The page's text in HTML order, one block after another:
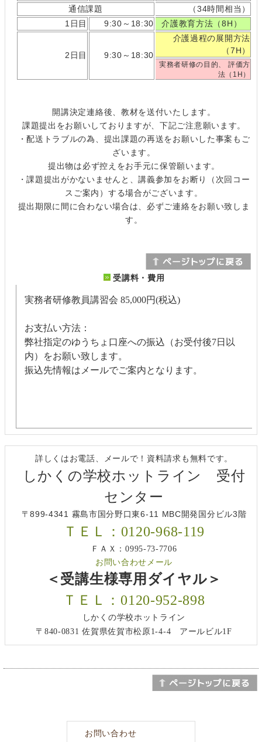
通信課題
（34時間相当）
1日目
9:30～18:30 介護教育方法（8H）
2日目 9:30～18:30
介護過程の展開方法
（7H）
実務者研修の目的、 評価方
法（1H）
開講決定連絡後、教材を送付いたします。
課題提出をお願いしておりますが、下記ご注意願います。
・配送トラブルの為、提出課題の再送をお願いした事案もご
ざいます。
提出物は必ず控えをお手元に保管願います。
・課題提出がかないませんと、講義参加をお断り（次回コー
スご案内）する場合がございます。
提出期限に間に合わない場合は、必ずご連絡をお願い致しま
す。
受講料・費用
実務者研修教員講習会 85,000円(税込)
お支払い方法：
弊社指定のゆうちょ口座への振込（お受付後7日以
内）をお願い致します。
振込先情報はメールでご案内となります。
詳しくはお電話、メールで！資料請求も無料です。
しかくの学校ホットライン 受付
センター
〒899-4341 霧島市国分野口東6-11 MBC開発国分ビル3階
ＴＥＬ：0120-968-119
ＦＡＸ：0995-73-7706
お問い合わせメール
＜受講生様専用ダイヤル＞
ＴＥＬ：0120-952-898
しかくの学校ホットライン
〒840-0831 佐賀県佐賀市松原1-4-4 アールビル1F
お問い合わせ